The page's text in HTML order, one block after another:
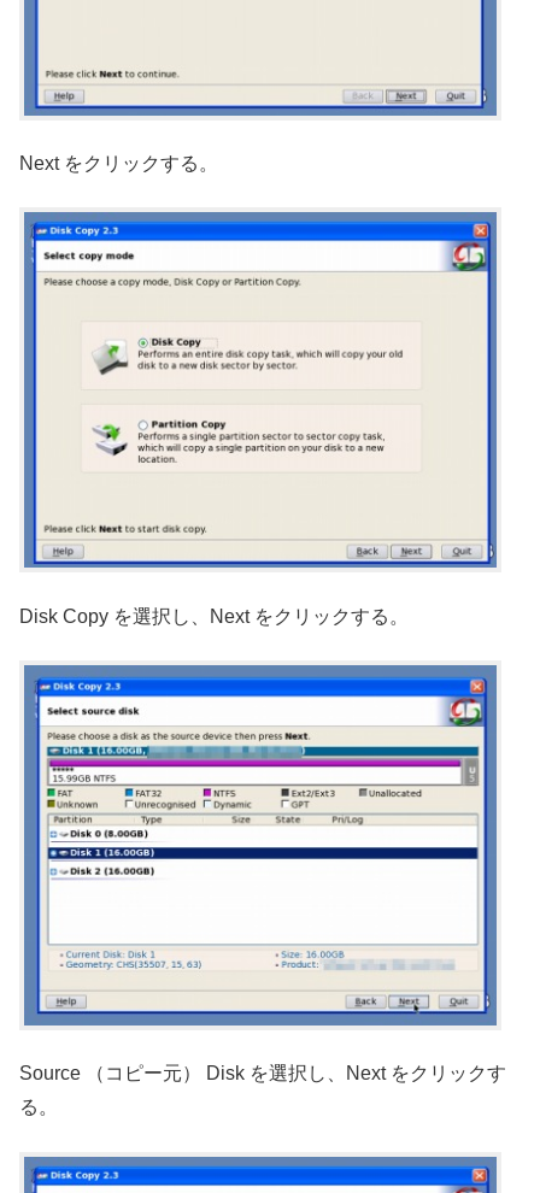
Next をクリックする。
Disk Copy を選択し、Next をクリックする。
Source （コピー元） Disk を選択し、Next をクリックす
る。